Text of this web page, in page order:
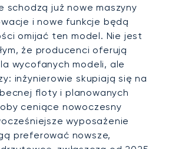
schodzą już nowe maszyny
i nowe funkcje będą
omijać ten model. Nie jest
że producenci oferują
wycofanych modeli, ale
inżynierowie skupiają się na
floty i planowanych
ceniące nowoczesny
wyposażenie
preferować nowsze,